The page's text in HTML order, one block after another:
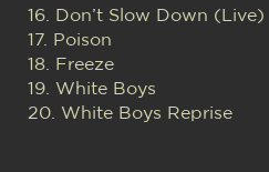
16. Don’t Slow Down (Live)
17. Poison
18. Freeze
19. White Boys
20. White Boys Reprise